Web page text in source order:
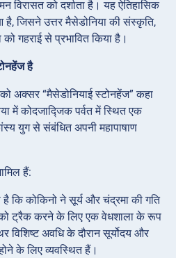
विरासत को दर्शाता है। यह ऐतिहासिक
है, जिसने उत्तर मैसेडोनिया की संस्कृति,
गहराई से प्रभावित किया है।
है
अक्सर “मैसेडोनियाई स्टोनहेंज” कहा
में कोदजाद्जिक पर्वत में स्थित एक
युग से संबंधित अपनी महापाषाण
हैं:
है कि कोकिनो ने सूर्य और चंद्रमा की गति
ट्रैक करने के लिए एक वेधशाला के रूप
विशिष्ट अवधि के दौरान सूर्योदय और
के लिए व्यवस्थित हैं।